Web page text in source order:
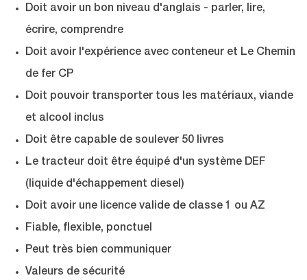
Doit avoir un bon niveau d'anglais - parler, lire,
écrire, comprendre
Doit avoir l'expérience avec conteneur et Le Chemin
de fer CP
Doit pouvoir transporter tous les matériaux, viande
et alcool inclus
Doit être capable de soulever 50 livres
Le tracteur doit être équipé d'un système DEF
(liquide d'échappement diesel)
Doit avoir une licence valide de classe 1 ou AZ
Fiable, flexible, ponctuel
Peut très bien communiquer
Valeurs de sécurité